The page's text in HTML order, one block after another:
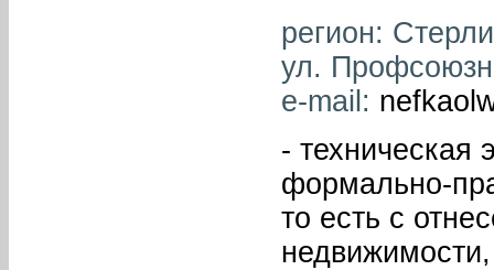
регион:
ул.
e-mail:
- техническая
формально-
то есть с